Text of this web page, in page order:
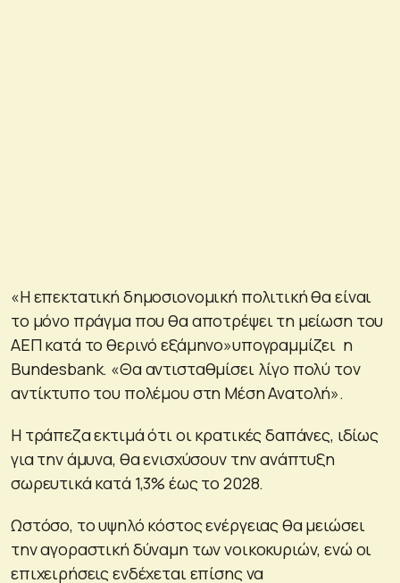
«Η επεκτατική δημοσιονομική πολιτική θα είναι
το μόνο πράγμα που θα αποτρέψει τη μείωση του
ΑΕΠ κατά το θερινό εξάμηνο»υπογραμμίζει η
Bundesbank. «Θα αντισταθμίσει λίγο πολύ τον
αντίκτυπο του πολέμου στη Μέση Ανατολή».
Η τράπεζα εκτιμά ότι οι κρατικές δαπάνες, ιδίως
για την άμυνα, θα ενισχύσουν την ανάπτυξη
σωρευτικά κατά 1,3% έως το 2028.
Ωστόσο, το υψηλό κόστος ενέργειας θα μειώσει
την αγοραστική δύναμη των νοικοκυριών, ενώ οι
επιχειρήσεις ενδέχεται επίσης να